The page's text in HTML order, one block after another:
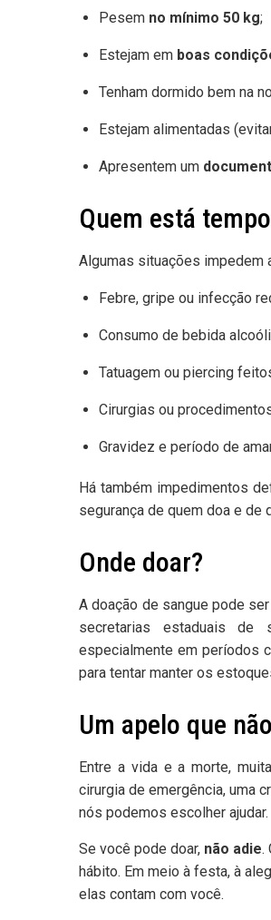
Pesem no mínimo 50 kg;
Estejam em boas
Tenham dormido bem na
Estejam alimentadas
Apresentem um
Quem está
Algumas situações impedem
Febre, gripe ou infecção
Consumo de bebida
Tatuagem ou piercing
Cirurgias ou
Gravidez e período de
Há também impedimentos
segurança de quem doa e de
Onde doar?
A doação de sangue pode
secretarias estaduais de
especialmente em períodos
para tentar manter os
Um apelo que
Entre a vida e a morte,
cirurgia de emergência, uma
nós podemos escolher ajudar.
Se você pode doar, não adie.
hábito. Em meio à festa, à
elas contam com você.